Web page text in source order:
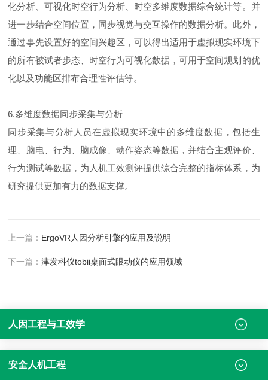
化分析、可视化时空行为分析、时空多维度数据综合统计等。并
进一步结合空间位置，同步视觉与交互操作的数据分析。此外，
通过事先设置好的空间兴趣区，可以得出适用于虚拟现实环境下
的所有被试者步态、时空行为可视化数据，可用于空间规划的优
化以及功能区排布合理性评估等。
6.多维度数据同步采集与分析
同步采集与分析人员在虚拟现实环境中的多维度数据，包括生
理、脑电、行为、脑成像、动作姿态等数据，并结合主观评价、
行为测试等数据，为人机工效测评提供综合完整的指标体系，为
研究提供更加有力的数据支撑。
上一篇： ErgoVR人因分析引擎的应用及说明
下一篇：津发科仪tobii桌面式眼动仪的应用领域
人因工程与工效学
安全人机工程